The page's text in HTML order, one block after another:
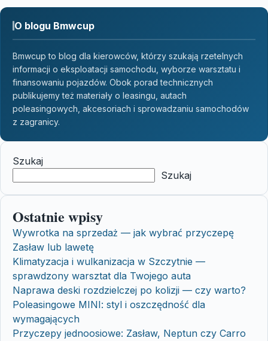
O blogu Bmwcup
Bmwcup to blog dla kierowców, którzy szukają rzetelnych
informacji o eksploatacji samochodu, wyborze warsztatu i
finansowaniu pojazdów. Obok porad technicznych
publikujemy też materiały o leasingu, autach
poleasingowych, akcesoriach i sprowadzaniu samochodów
z zagranicy.
Szukaj
Szukaj
Ostatnie wpisy
Wywrotka na sprzedaż — jak wybrać przyczepę
Zasław lub lawetę
Klimatyzacja i wulkanizacja w Szczytnie —
sprawdzony warsztat dla Twojego auta
Naprawa deski rozdzielczej po kolizji — czy warto?
Poleasingowe MINI: styl i oszczędność dla
wymagających
Przyczepy jednoosiowe: Zasław, Neptun czy Carro